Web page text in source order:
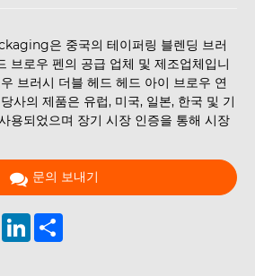
은 중국의 테이퍼링 블렌딩 브러
브로우 펜의 공급 업체 및 제조업체입니
브러시 더블 헤드 헤드 아이 브로우 연
사의 제품은 유럽, 미국, 일본, 한국 및 기
용되었으며 장기 시장 인증을 통해 시장
문의 보내기
PinterestLinkedIn